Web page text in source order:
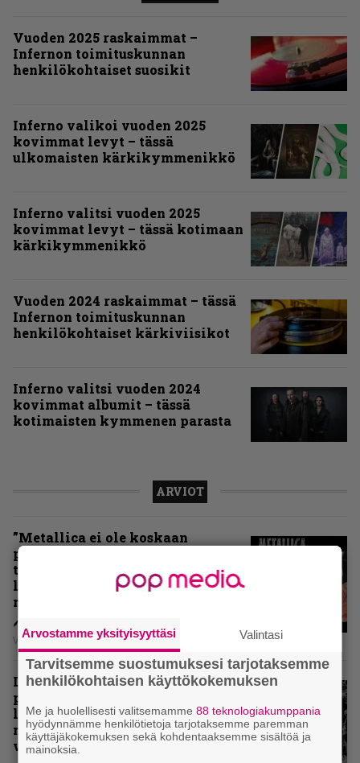
Vuoden 2025 raskaimmat –
Infernon toimituskunnan
henkilökohtaiset suosikit
Inferno valikoi vuoden 2025
kovimmat levyt – tässä
ulkomaisten kärkikymmenikkö
Inferno valitsi vuoden 2025
kovimmat levyt – tässä kotimaan
kärkikymmenikkö
Vuoden 2024 raskaimmat – tässä
Infernon toimituskunnan
henkilökohtaiset kärkiviisikot
Inferno valitsi vuoden 2024
kovimmat albumit – tässä
kotimaisten kymmenen parasta
ARVIOT
”Metallica ei ole koskaan
pelännyt kehittyä ja muuttua” –
tarkistelussa 30 vuotta täyttävä
levy, joka jakaa fanien
mielipiteet
Vesa Siltanen
Levyarvio: Coronerin
paluualbumi 32 vuotta edellisen
levytyksen jälkeen ei voi
mitenkään täyttää odotuksia. Vai
voiko?
Arvostamme yksityisyyttäsi Valintasi
Tarvitsemme suostumuksesi tarjotaksemme
henkilökohtaisen käyttökokemuksen
Me ja huolellisesti valitsemamme88 teknologiakumppania
hyödynnämme henkilötietoja tarjotaksemme paremman
käyttäjäkokemuksen sekä kohdentaaksemme sisältöä ja
mainoksia.